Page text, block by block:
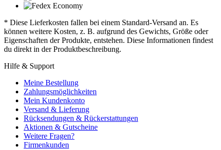
* Diese Lieferkosten fallen bei einem Standard-Versand an. Es
können weitere Kosten, z. B. aufgrund des Gewichts, Größe oder
Eigenschaften der Produkte, entstehen. Diese Informationen findest
du direkt in der Produktbeschreibung.
Hilfe & Support
Meine Bestellung
Zahlungsmöglichkeiten
Mein Kundenkonto
Versand & Lieferung
Rücksendungen & Rückerstattungen
Aktionen & Gutscheine
Weitere Fragen?
Firmenkunden